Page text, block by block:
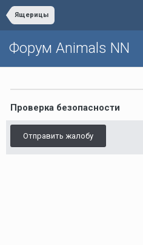
Ящерицы
Форум Animals NN
Проверка безопасности
Отправить жалобу